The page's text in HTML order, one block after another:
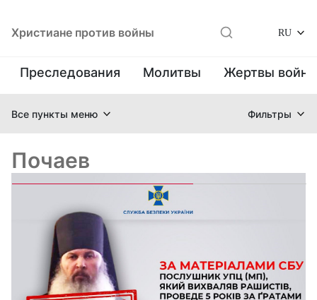
Христиане против войны RU
Преследования Молитвы Жертвы
Все пункты меню Фильтры
Почаев